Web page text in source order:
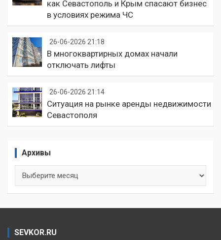
как Севастополь и Крым спасают бизнес
в условиях режима ЧС
26-06-2026 21:18
В многоквартирных домах начали
отключать лифты
26-06-2026 21:14
Ситуация на рынке аренды недвижимости
Севастополя
Архивы
SEVKOR.RU